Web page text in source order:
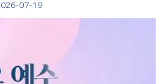
07-19